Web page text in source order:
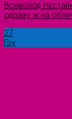
Всеволод
одразу ж на
27
Гру